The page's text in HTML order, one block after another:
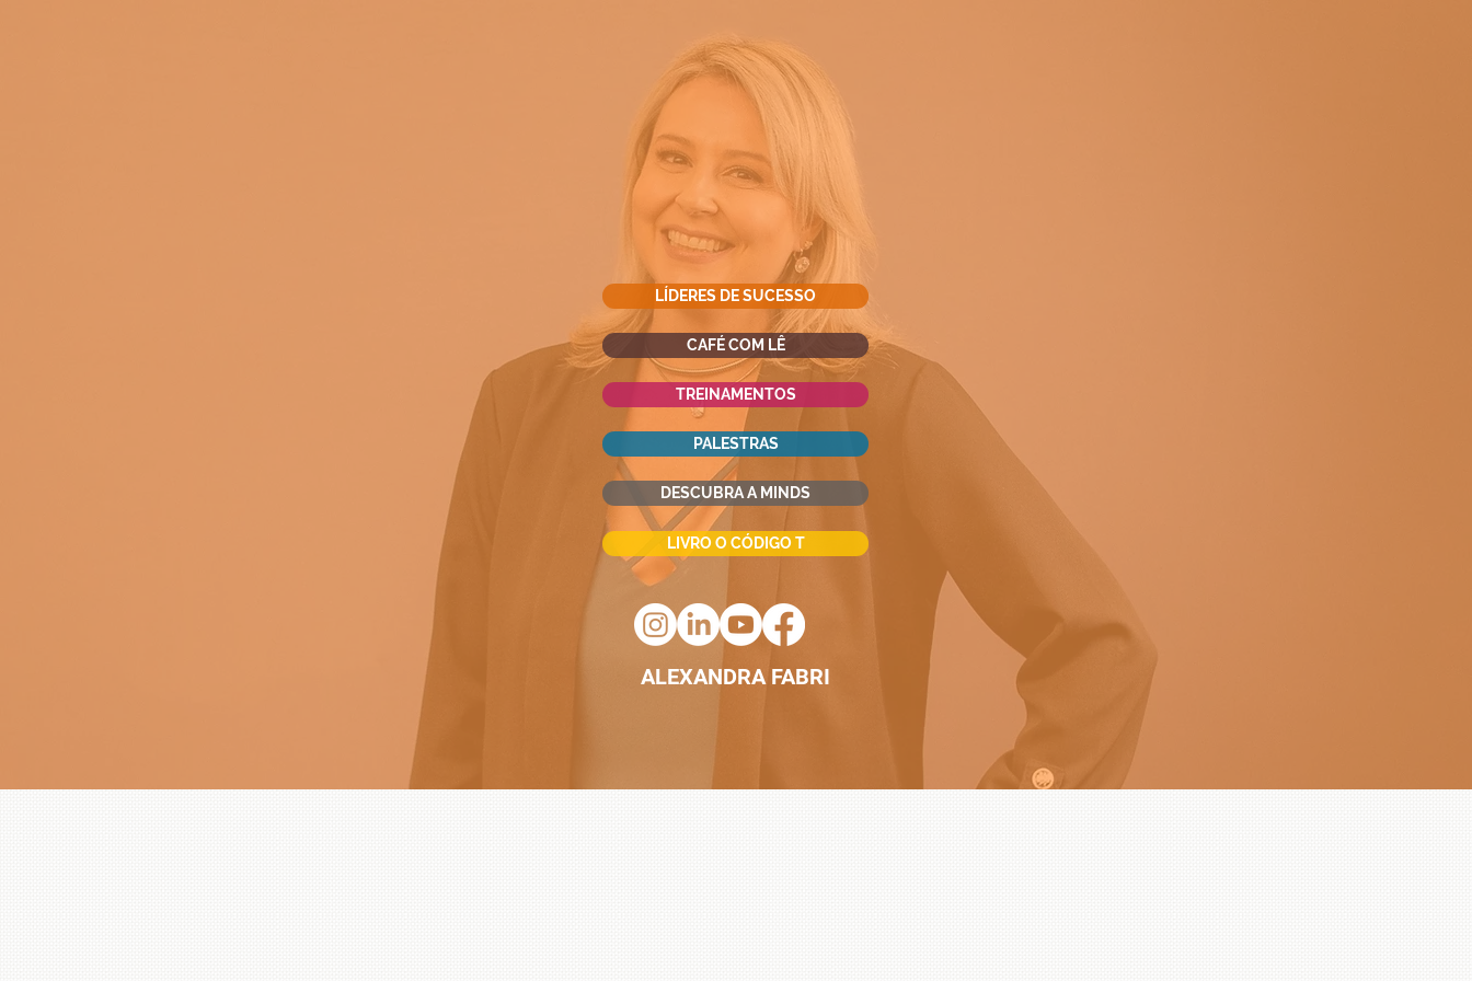
LÍDERES DE SUCESSO
CAFÉ COM LÊ
TREINAMENTOS
PALESTRAS
DESCUBRA A MINDS
LIVRO O CÓDIGO T
ALEXANDRA FABRI